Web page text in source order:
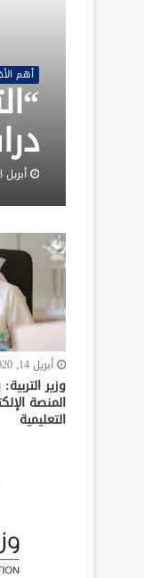
أهم
أبريل 18, 2020
أبريل 14, 2020
وزير
المنصة
التعليمية